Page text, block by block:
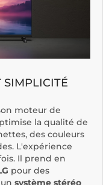
SIMPLICITÉ
moteur de
la qualité de
des couleurs
L'expérience
Il prend en
pour des
système stéréo